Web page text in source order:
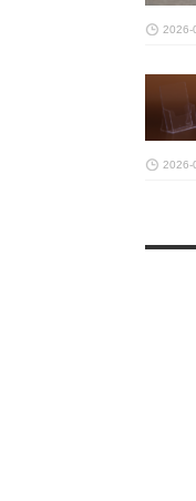
2026-
2026-